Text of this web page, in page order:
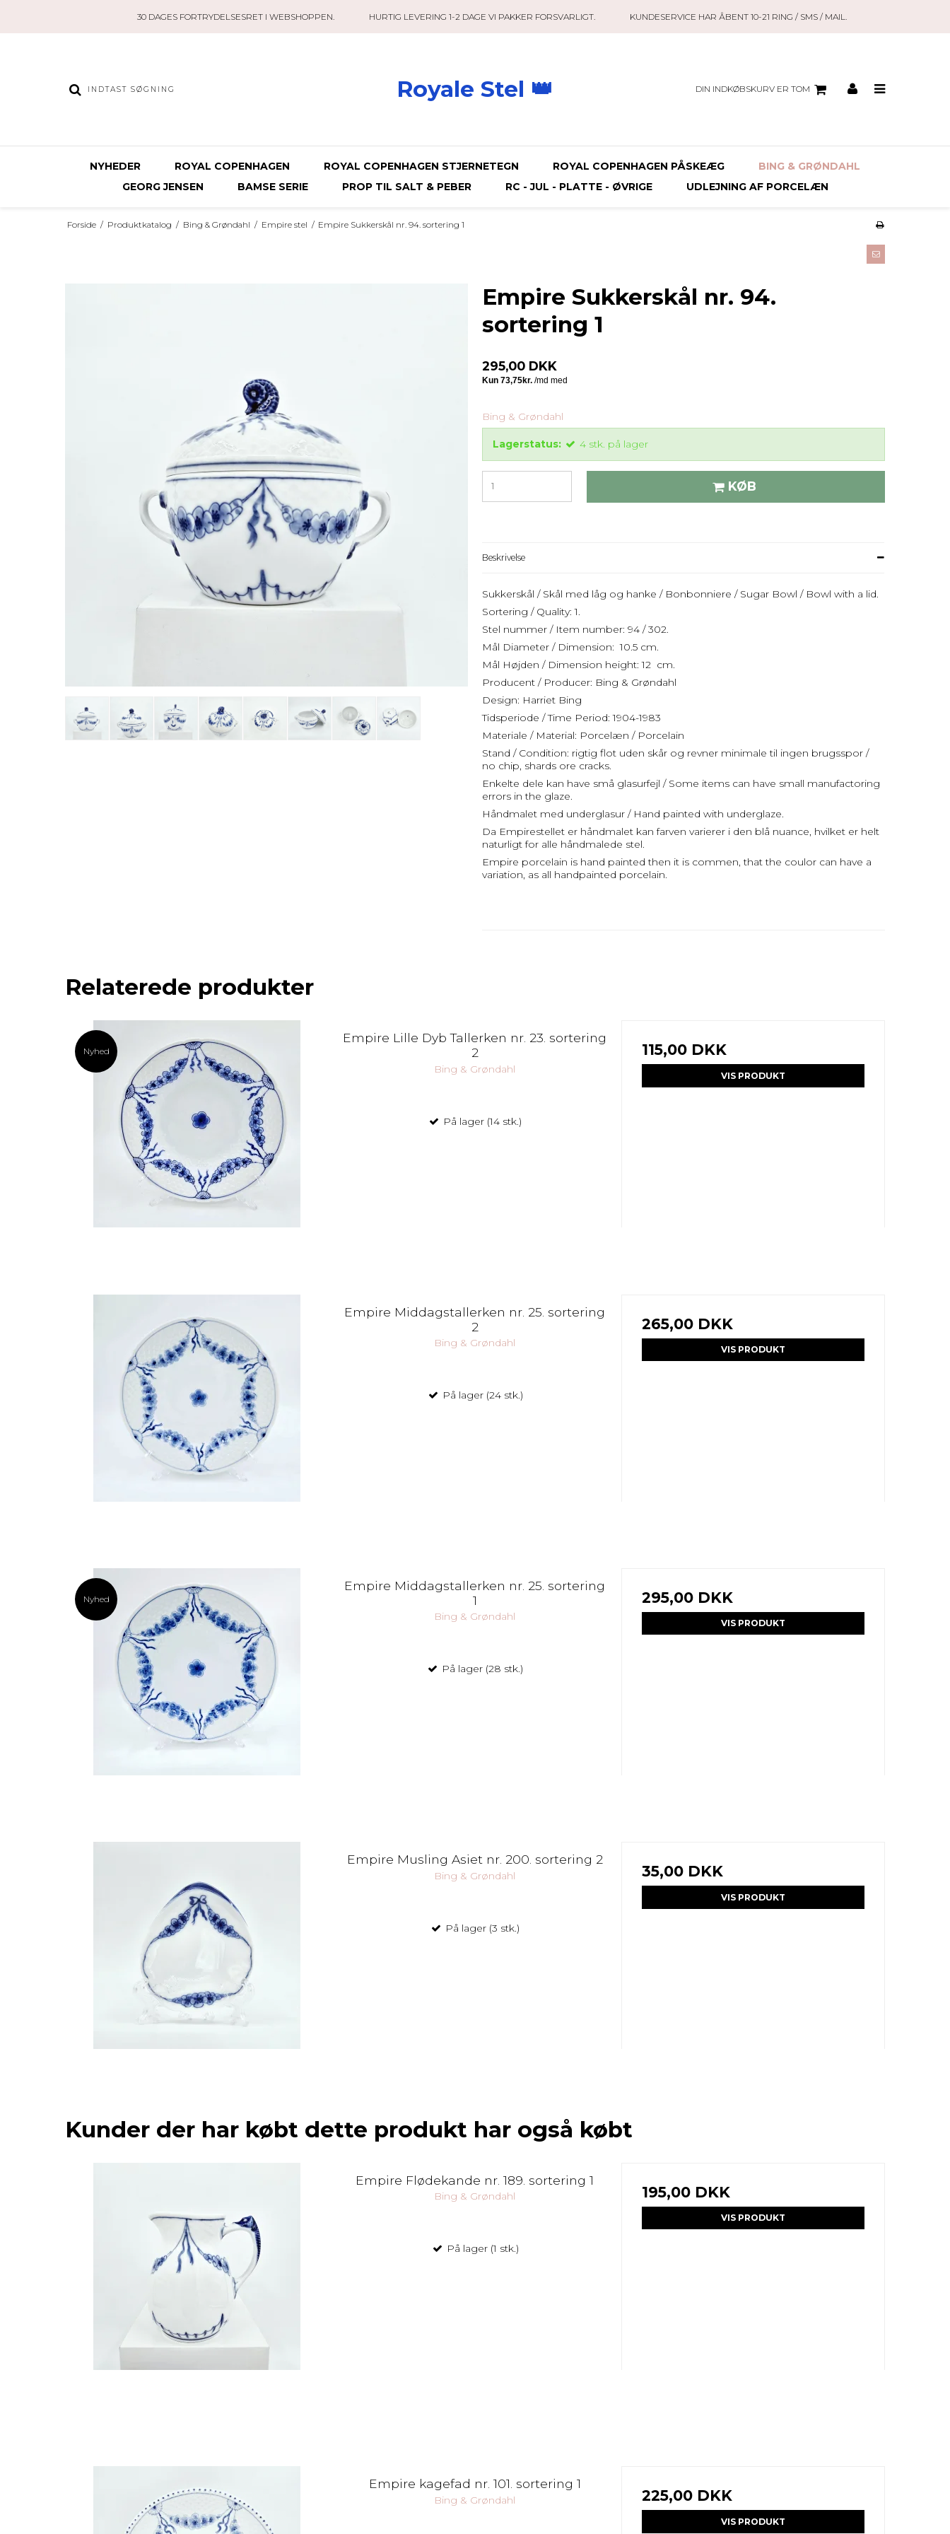
30 DAGES FORTRYDELSESRET I WEBSHOPPEN. HURTIG LEVERING 1-2 DAGE VI PAKKER FORSVARLIGT. KUNDESERVICE HAR ÅBENT 10-21 RING / SMS / MAIL.
Royale Stel 👑 DIN INDKØBSKURV ER TOM
NYHEDER ROYAL COPENHAGEN ROYAL COPENHAGEN STJERNETEGN ROYAL COPENHAGEN PÅSKEÆG
BING & GRØNDAHL
GEORG JENSEN
BAMSE SERIE PROP TIL SALT & PEBER RC - JUL - PLATTE - ØVRIGE UDLEJNING AF PORCELÆN
Forside / Produktkatalog / Bing & Grøndahl / Empire stel / Empire Sukkerskål nr. 94. sortering 1
Empire Sukkerskål nr. 94.
sortering 1
295,00 DKK
Bing & Grøndahl
Lagerstatus: 4 stk. på lager
KØB
Beskrivelse
Sukkerskål / Skål med låg og hanke / Bonbonniere / Sugar Bowl / Bowl with a lid.
Sortering / Quality: 1.
Stel nummer / Item number: 94 / 302.
Mål Diameter / Dimension: 10.5 cm.
Mål Højden / Dimension height: 12 cm.
Producent / Producer: Bing & Grøndahl
Design: Harriet Bing
Tidsperiode / Time Period: 1904-1983
Materiale / Material: Porcelæn / Porcelain
Stand / Condition: rigtig flot uden skår og revner minimale til ingen brugsspor /
no chip, shards ore cracks.
Enkelte dele kan have små glasurfejl / Some items can have small manufactoring
errors in the glaze.
Håndmalet med underglasur / Hand painted with underglaze.
Da Empirestellet er håndmalet kan farven varierer i den blå nuance, hvilket er helt
naturligt for alle håndmalede stel.
Empire porcelain is hand painted then it is commen, that the coulor can have a
variation, as all handpainted porcelain.
Relaterede produkter
Nyhed
Empire Lille Dyb Tallerken nr. 23. sortering
2
Bing & Grøndahl
På lager (14 stk.)
115,00 DKK
VIS PRODUKT
Empire Middagstallerken nr. 25. sortering
2
Bing & Grøndahl
På lager (24 stk.)
265,00 DKK
VIS PRODUKT
Nyhed
Empire Middagstallerken nr. 25. sortering
1
Bing & Grøndahl
På lager (28 stk.)
295,00 DKK
VIS PRODUKT
Empire Musling Asiet nr. 200. sortering 2
Bing & Grøndahl
På lager (3 stk.)
35,00 DKK
VIS PRODUKT
Kunder der har købt dette produkt har også købt
Empire Flødekande nr. 189. sortering 1
Bing & Grøndahl
På lager (1 stk.)
195,00 DKK
VIS PRODUKT
Empire kagefad nr. 101. sortering 1
Bing & Grøndahl 225,00 DKK
VIS PRODUKT